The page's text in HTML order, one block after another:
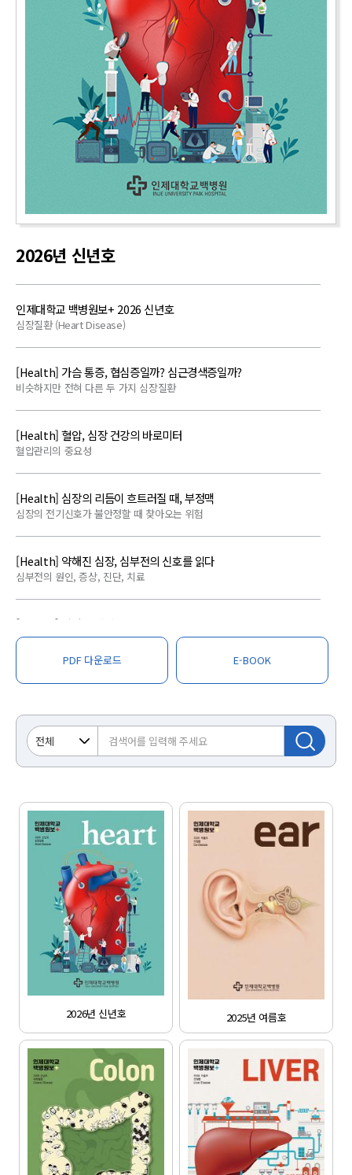
2026년 신년호
인제대학교 백병원보+ 2026 신년호
심장질환 (Heart Disease)
[Health] 가슴 통증, 협심증일까? 심근경색증일까?
비슷하지만 전혀 다른 두 가지 심장질환
[Health] 혈압, 심장 건강의 바로미터
혈압관리의 중요성
[Health] 심장의 리듬이 흐트러질 때, 부정맥
심장의 전기신호가 불안정할 때 찾아오는 위험
[Health] 약해진 심장, 심부전의 신호를 읽다
심부전의 원인, 증상, 진단, 치료
[Health] 심장을 지키는 수술
관상동맥질환, 판막질환, 대동맥질환
[Health] 심장도 재활이 필요하다! 다시 건강한 심장으로
[Health] 인제대학교 백병원 심장 질환 관련 의료진(이비인후과)
부산, 상계, 일산, 해운대백병원
[Visit] 일산백병원 심장혈관센터
심장질환 치료의 한계를 넘어, 명의를 넘어 '명(名)팀'으로
[People] 관상동맥중재술의 권위자
인제대학교 일산백병원 심장혈관센터장 도준형 교수
[인제대학교] 인제대, 백인제 박사 흉상 제막식 개최
인제대, 백인제 박사 흉상 제막식 개최
[인제대학교] 자랑스러운 동문을 만나다-박효순 동문
눈으로 세상을 밝히고 마음으로 환자를 품다
인제대학교 백병원 뉴스
백중앙의료원 / 부산백병원 / 상계백병원 / 일산백병원 / 해운대백병원
인제대학교 백병원 건강증진센터
진단에서 치료까지, 건강을 위한 최고의 선택!
PDF 다운로드 E-BOOK
2026년 신년호 2025년 여름호